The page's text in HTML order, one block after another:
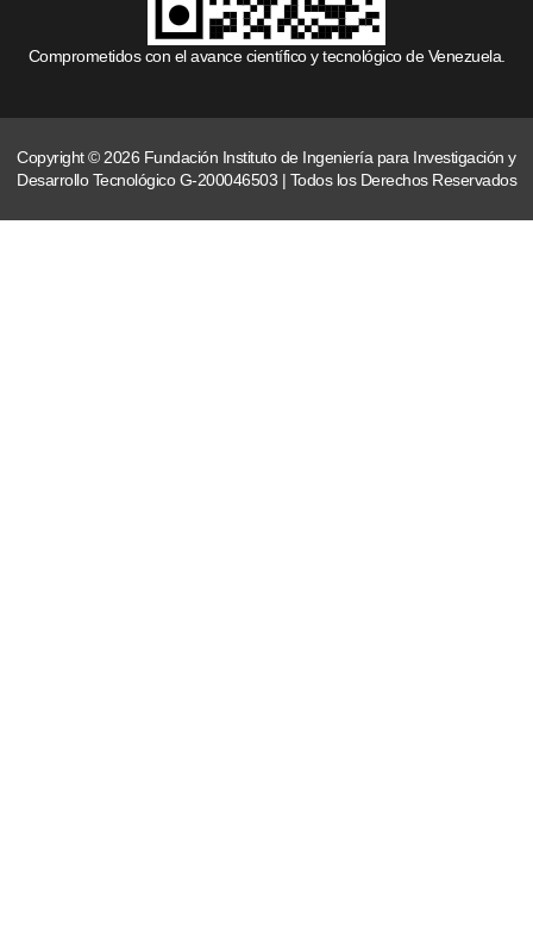
Comprometidos con el avance científico y tecnológico de Venezuela.
Copyright © 2026 Fundación Instituto de Ingeniería para Investigación y
Desarrollo Tecnológico G-200046503 | Todos los Derechos Reservados